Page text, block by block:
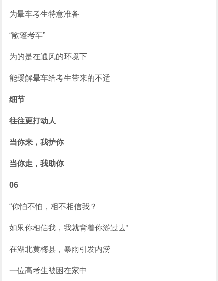
为晕车考生特意准备
“敞篷考车”
为的是在通风的环境下
能缓解晕车给考生带来的不适
细节
往往更打动人
当你来，我护你
当你走，我助你
06
“你怕不怕，相不相信我？
如果你相信我，我就背着你游过去”
在湖北黄梅县，暴雨引发内涝
一位高考生被困在家中